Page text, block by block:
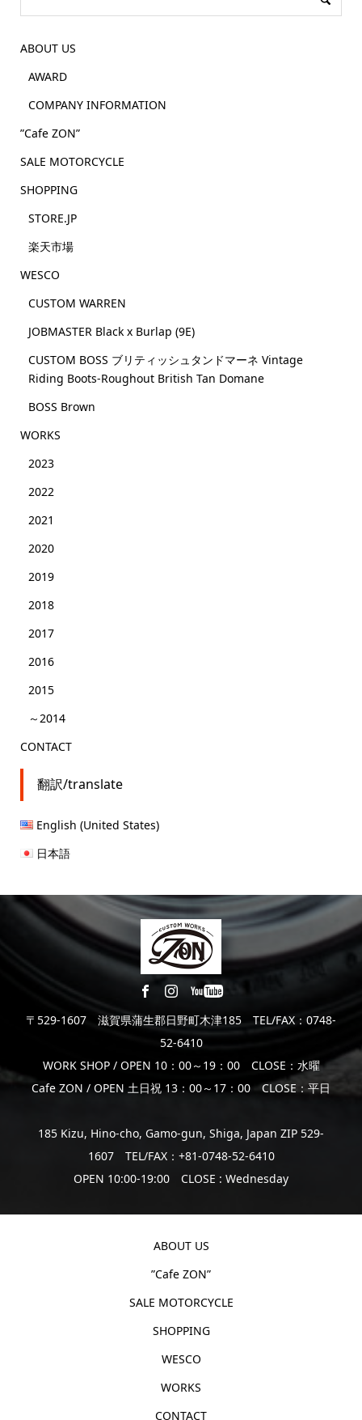
ABOUT US
AWARD
COMPANY INFORMATION
”Cafe ZON”
SALE MOTORCYCLE
SHOPPING
STORE.JP
楽天市場
WESCO
CUSTOM WARREN
JOBMASTER Black x Burlap (9E)
CUSTOM BOSS ブリティッシュタンドマーネ Vintage
Riding Boots-Roughout British Tan Domane
BOSS Brown
WORKS
2023
2022
2021
2020
2019
2018
2017
2016
2015
～2014
CONTACT
翻訳/translate
English (United States)
日本語
〒529-1607 滋賀県蒲生郡日野町木津185 TEL/FAX：0748-
52-6410
WORK SHOP / OPEN 10：00～19：00 CLOSE：水曜
Cafe ZON / OPEN 土日祝 13：00～17：00 CLOSE：平日
185 Kizu, Hino-cho, Gamo-gun, Shiga, Japan ZIP 529-
1607 TEL/FAX：+81-0748-52-6410
OPEN 10:00-19:00 CLOSE : Wednesday
ABOUT US
”Cafe ZON”
SALE MOTORCYCLE
SHOPPING
WESCO
WORKS
CONTACT